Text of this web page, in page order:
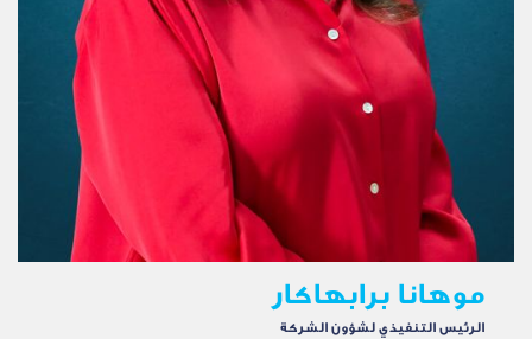
موهانا برابهاكار
الرئيس التنفيذي لشؤون الشركة